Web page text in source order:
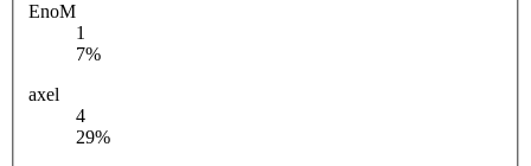
EnoM
1
7%
axel
4
29%